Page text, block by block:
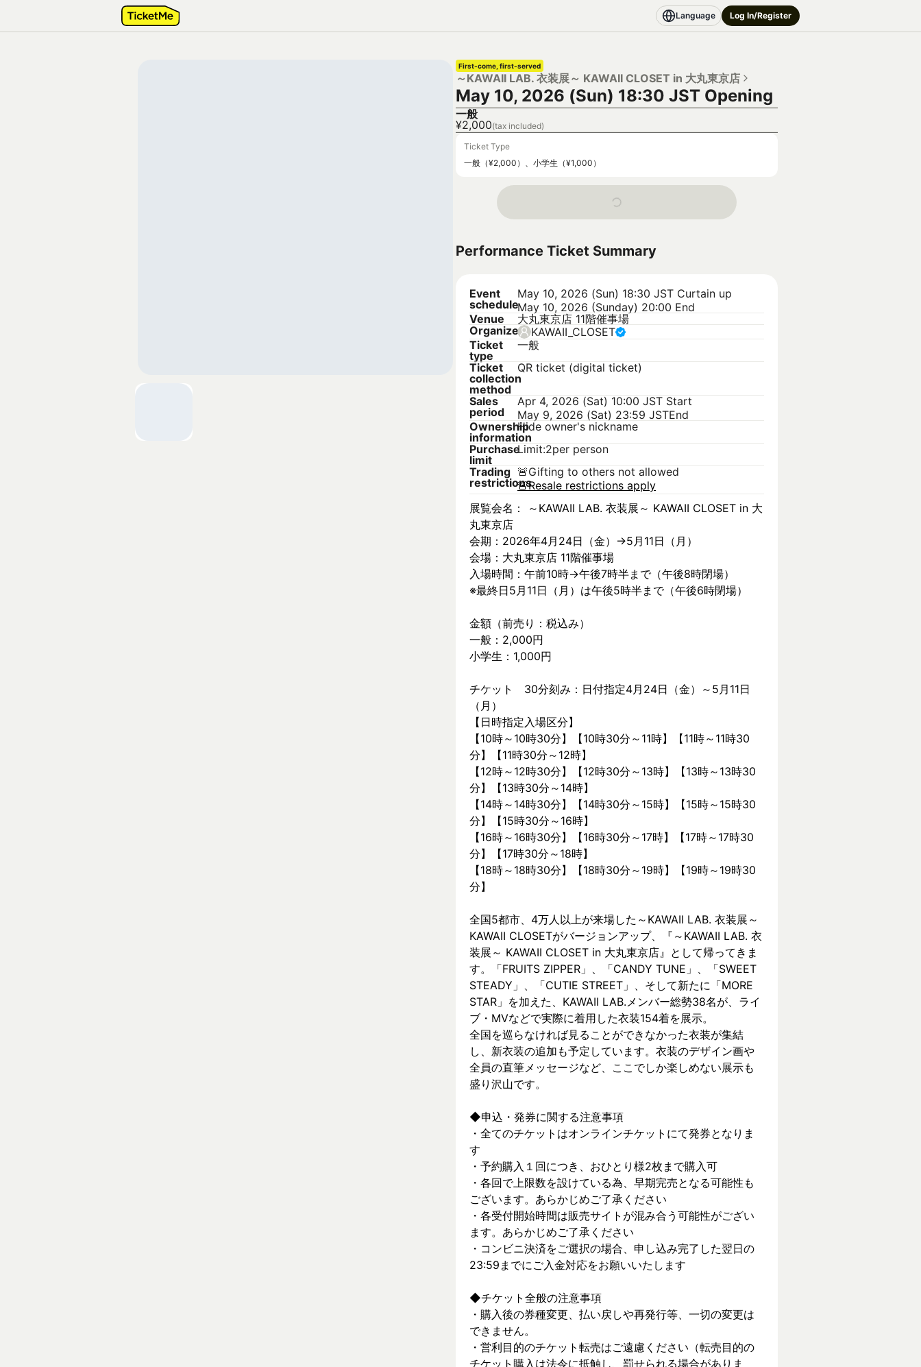
Language Log In/Register
First-come, first-served
～KAWAII LAB. 衣装展～ KAWAII CLOSET in 大丸東京店
May 10, 2026 (Sun) 18:30 JST Opening
一般
¥2,000(tax included)
Ticket Type
一般（¥2,000）、小学生（¥1,000）
Performance Ticket Summary
Event
schedule
May 10, 2026 (Sun) 18:30 JST Curtain up
May 10, 2026 (Sunday) 20:00 End
Venue
大丸東京店 11階催事場
Organizer KAWAII_CLOSET
Ticket
type
一般
Ticket
collection
method
QR ticket (digital ticket)
Sales
period
Apr 4, 2026 (Sat) 10:00 JST Start
May 9, 2026 (Sat) 23:59 JSTEnd
Ownership
information
Hide owner's nickname
Purchase
limit
Limit:2per person
Trading
restrictions
🚨Gifting to others not allowed
🚨Resale restrictions apply
展覧会名： ～KAWAII LAB. 衣装展～ KAWAII CLOSET in 大
丸東京店
会期：2026年4月24日（金）→5月11日（月）
会場：大丸東京店 11階催事場
入場時間：午前10時→午後7時半まで（午後8時閉場）
※最終日5月11日（月）は午後5時半まで（午後6時閉場）
金額（前売り：税込み）
一般：2,000円
小学生：1,000円
チケット　30分刻み：日付指定4月24日（金）～5月11日
（月）
【日時指定入場区分】
【10時～10時30分】【10時30分～11時】【11時～11時30
分】【11時30分～12時】
【12時～12時30分】【12時30分～13時】【13時～13時30
分】【13時30分～14時】
【14時～14時30分】【14時30分～15時】【15時～15時30
分】【15時30分～16時】
【16時～16時30分】【16時30分～17時】【17時～17時30
分】【17時30分～18時】
【18時～18時30分】【18時30分～19時】【19時～19時30
分】
全国5都市、4万⼈以上が来場した～KAWAII LAB. 衣装展～
KAWAII CLOSETがバージョンアップ、『～KAWAII LAB. 衣
装展～ KAWAII CLOSET in 大丸東京店』として帰ってきま
す。「FRUITS ZIPPER」、「CANDY TUNE」、「SWEET
STEADY」、「CUTIE STREET」、そして新たに「MORE
STAR」を加えた、KAWAII LAB.メンバー総勢38名が、ライ
ブ・MVなどで実際に着⽤した衣装154着を展示。
全国を巡らなければ見ることができなかった衣装が集結
し、新⾐装の追加も予定しています。衣装のデザイン画や
全員の直筆メッセージなど、ここでしか楽しめない展示も
盛り沢山です。
◆申込・発券に関する注意事項
・全てのチケットはオンラインチケットにて発券となりま
す
・予約購入１回につき、おひとり様2枚まで購入可
・各回で上限数を設けている為、早期完売となる可能性も
ございます。あらかじめご了承ください
・各受付開始時間は販売サイトが混み合う可能性がござい
ます。あらかじめご了承ください
・コンビニ決済をご選択の場合、申し込み完了した翌日の
23:59までにご入金対応をお願いいたします
◆チケット全般の注意事項
・購入後の券種変更、払い戻しや再発行等、一切の変更は
できません。
・営利目的のチケット転売はご遠慮ください（転売目的の
チケット購入は法令に抵触し、罰せられる場合がありま